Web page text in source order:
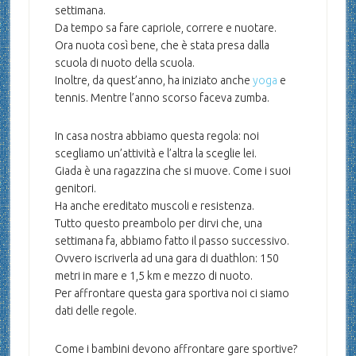
settimana.
Da tempo sa fare capriole, correre e nuotare.
Ora nuota così bene, che è stata presa dalla
scuola di nuoto della scuola.
Inoltre, da quest’anno, ha iniziato anche yoga e
tennis. Mentre l’anno scorso faceva zumba.
In casa nostra abbiamo questa regola: noi
scegliamo un’attività e l’altra la sceglie lei.
Giada è una ragazzina che si muove. Come i suoi
genitori.
Ha anche ereditato muscoli e resistenza.
Tutto questo preambolo per dirvi che, una
settimana fa, abbiamo fatto il passo successivo.
Ovvero iscriverla ad una gara di duathlon: 150
metri in mare e 1,5 km e mezzo di nuoto.
Per affrontare questa gara sportiva noi ci siamo
dati delle regole.
Come i bambini devono affrontare gare sportive?